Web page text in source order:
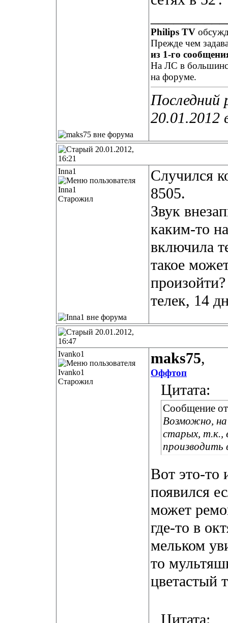
Philips TV
Прежде чем
из 1-го
На ЛС в
на форуме.
Последний
20.01.2012
20.01.2012,
16:21
Inna1
Старожил
Случился
8505.
Звук
каким-то
включила
такое
телек, 14
20.01.2012,
16:47
Ivanko1
Старожил
maks75,
Оффтоп
Цитата:
Сообщение
Возможно, на
старых, т.к.,
производить
Вот это-то
появился
может
где-то в
мельком
то
цветастый
Цитата: